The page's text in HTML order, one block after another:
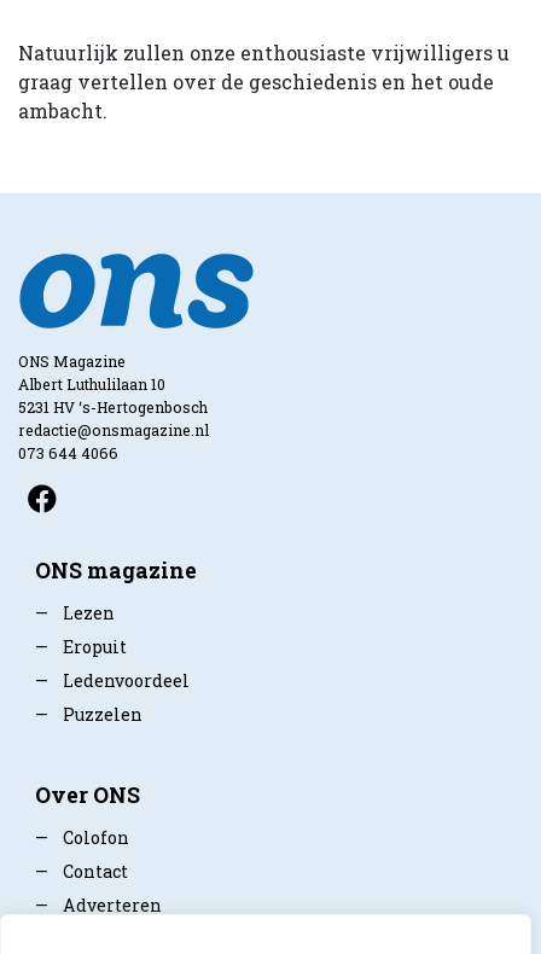
Natuurlijk zullen onze enthousiaste vrijwilligers u
graag vertellen over de geschiedenis en het oude
ambacht.
ONS Magazine
Albert Luthulilaan 10
5231 HV ‘s-Hertogenbosch
redactie@onsmagazine.nl
073 644 4066
ONS magazine
—
Lezen
—
Eropuit
—
Ledenvoordeel
—
Puzzelen
Over ONS
—
Colofon
—
Contact
—
Adverteren